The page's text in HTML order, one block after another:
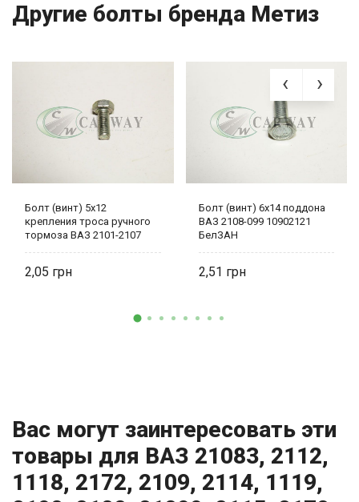
Другие болты бренда Метиз
Болт (винт) 5х12
крепления троса ручного
тормоза ВАЗ 2101-2107
2,05
Болт (винт) 6х14 поддона
ВАЗ 2108-099 10902121
БелЗАН
2,51
Вас могут заинтересовать эти
товары для ВАЗ 21083, 2112,
1118, 2172, 2109, 2114, 1119,